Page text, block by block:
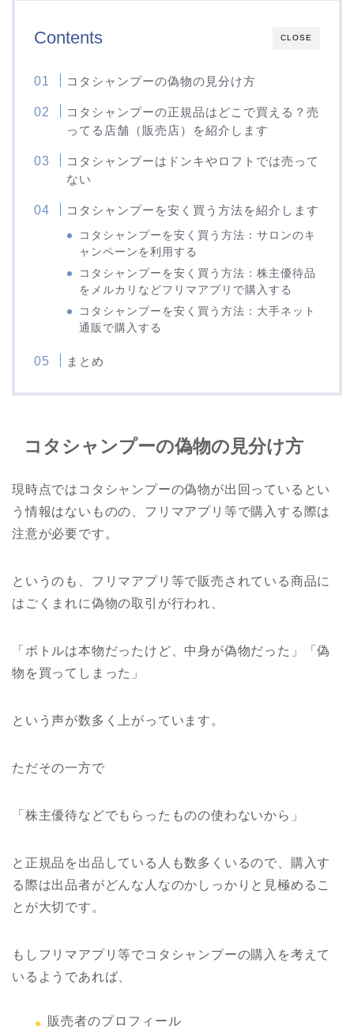
CLOSE
Contents
コタシャンプーの偽物の見分け方
コタシャンプーの正規品はどこで買える？売
ってる店舗（販売店）を紹介します
コタシャンプーはドンキやロフトでは売って
ない
コタシャンプーを安く買う方法を紹介します
コタシャンプーを安く買う方法：サロンのキ
ャンペーンを利用する
コタシャンプーを安く買う方法：株主優待品
をメルカリなどフリマアプリで購入する
コタシャンプーを安く買う方法：大手ネット
通販で購入する
まとめ
コタシャンプーの偽物の見分け方
現時点ではコタシャンプーの偽物が出回っているとい
う情報はないものの、フリマアプリ等で購入する際は
注意が必要です。
というのも、フリマアプリ等で販売されている商品に
はごくまれに偽物の取引が行われ、
「ボトルは本物だったけど、中身が偽物だった」「偽
物を買ってしまった」
という声が数多く上がっています。
ただその一方で
「株主優待などでもらったものの使わないから」
と正規品を出品している人も数多くいるので、購入す
る際は出品者がどんな人なのかしっかりと見極めるこ
とが大切です。
もしフリマアプリ等でコタシャンプーの購入を考えて
いるようであれば、
販売者のプロフィール